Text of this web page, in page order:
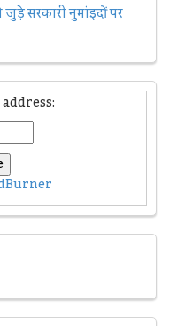
जुड़े सरकारी नुमांइदों पर